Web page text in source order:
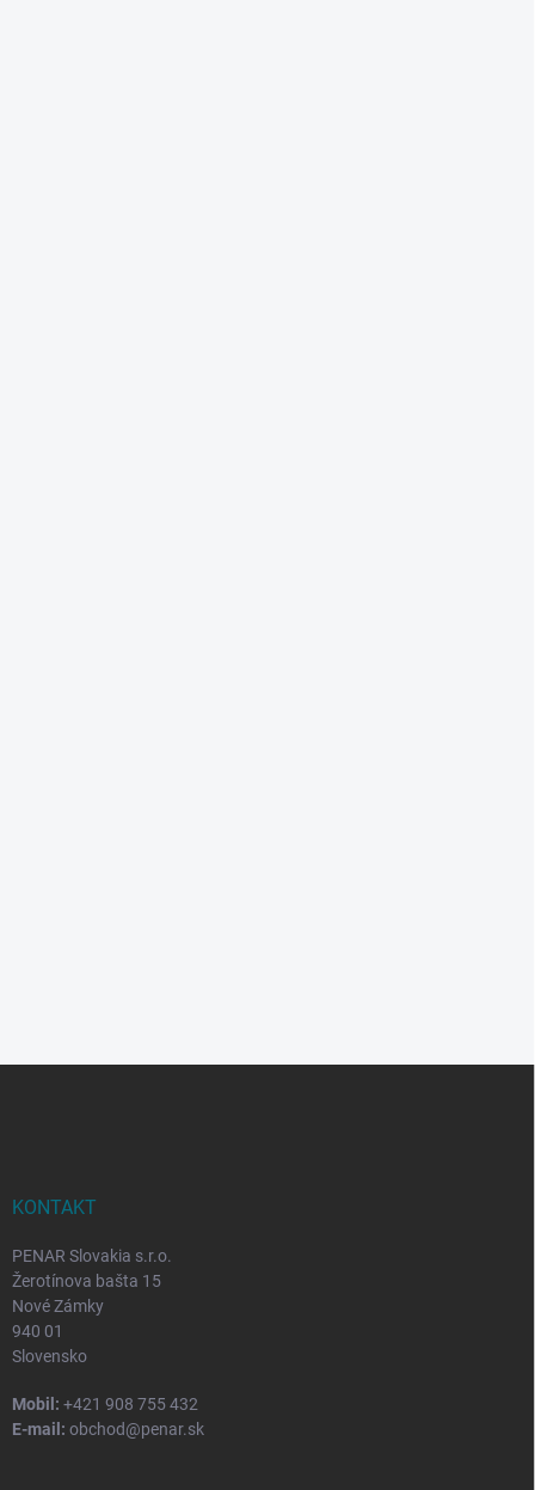
KONTAKT
PENAR Slovakia s.r.o.
Žerotínova bašta 15
Nové Zámky
940 01
Slovensko
Mobil: +421 908 755 432
E-mail: obchod@penar.sk